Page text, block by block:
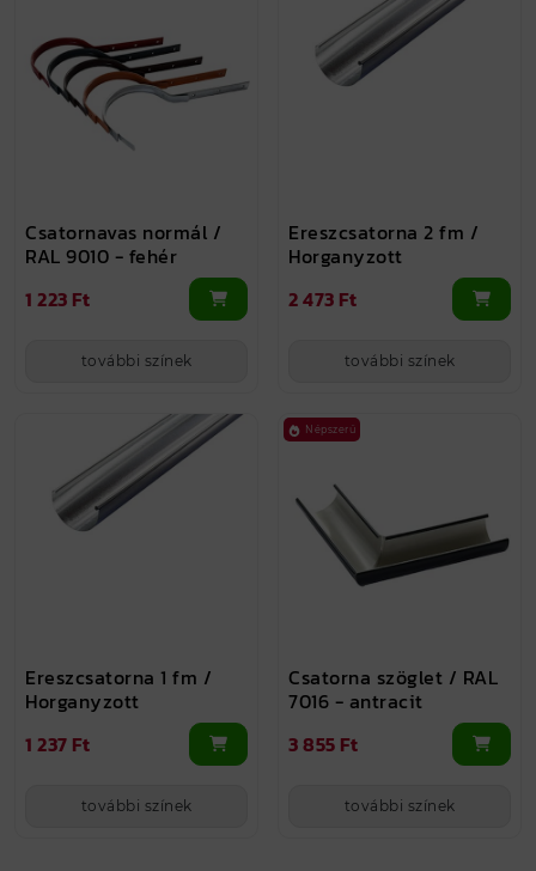
Csatornavas normál /
RAL 9010 - fehér
1 223 Ft
további színek
Ereszcsatorna 2 fm /
Horganyzott
2 473 Ft
további színek
Ereszcsatorna 1 fm /
Horganyzott
1 237 Ft
további színek
Népszerű
Csatorna szöglet / RAL
7016 - antracit
3 855 Ft
további színek